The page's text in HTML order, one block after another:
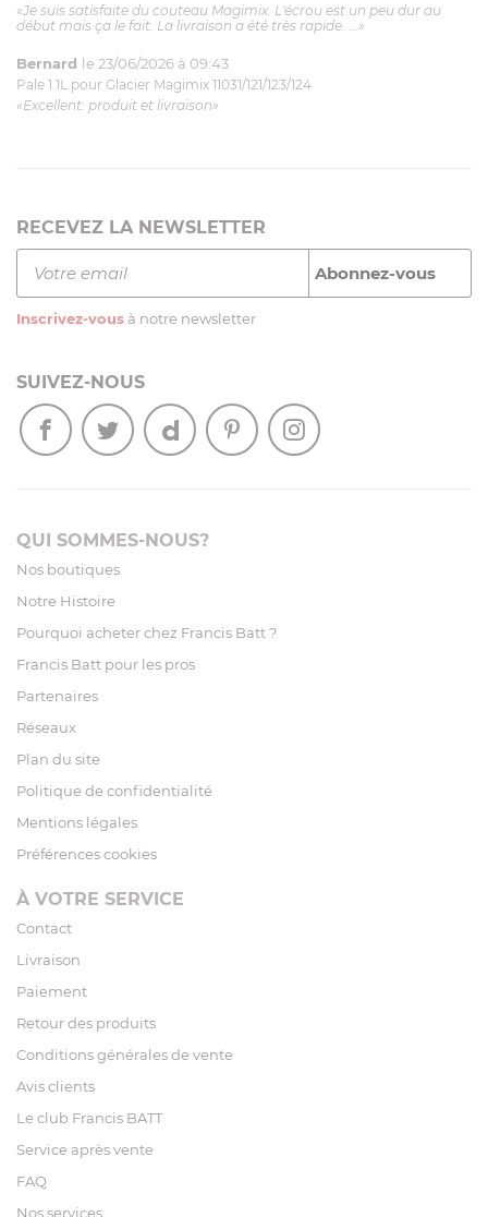
«Je suis satisfaite du couteau Magimix. L'écrou est un peu dur au
début mais ça le fait. La livraison a été très rapide. ...»
Bernard le 23/06/2026 à 09:43
Pale 1.1L pour Glacier Magimix 11031/121/123/124
«Excellent: produit et livraison»
RECEVEZ LA NEWSLETTER
Inscrivez-vous à notre newsletter
SUIVEZ-NOUS
QUI SOMMES-NOUS?
Nos boutiques
Notre Histoire
Pourquoi acheter chez Francis Batt ?
Francis Batt pour les pros
Partenaires
Réseaux
Plan du site
Politique de confidentialité
Mentions légales
Préférences cookies
À VOTRE SERVICE
Contact
Livraison
Paiement
Retour des produits
Conditions générales de vente
Avis clients
Le club Francis BATT
Service après vente
FAQ
Nos services